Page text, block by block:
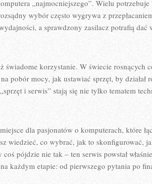
„najmocniejszego”. Wielu
wybór często wygrywa z
a sprawdzony zasilacz potrafią dać
świadome korzystanie. W świecie rosnących
pobór mocy, jak ustawiać sprzęt, by działał
i serwis” stają się nie tylko tematem
dla pasjonatów o komputerach, które
wiedzieć, co wybrać, jak to skonfigurować,
coś pójdzie nie tak – ten serwis powstał
każdym etapie: od pierwszego pytania po